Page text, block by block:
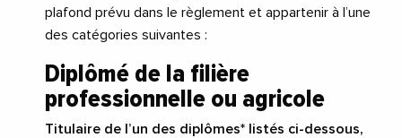
plafond prévu dans le règlement et appartenir à l’une
des catégories suivantes :
Diplômé de la filière
professionnelle ou agricole
Titulaire de l’un des diplômes* listés ci-dessous,